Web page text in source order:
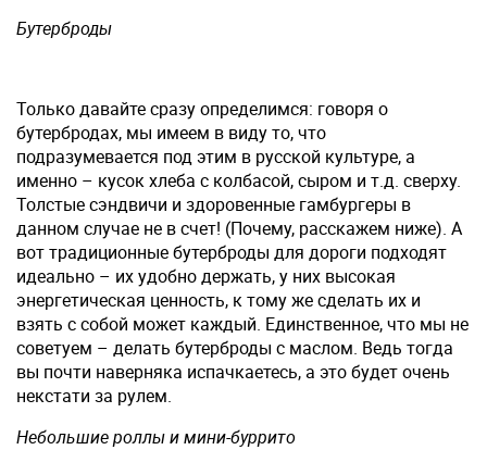
Бутерброды
Только давайте сразу определимся: говоря о
бутербродах, мы имеем в виду то, что
подразумевается под этим в русской культуре, а
именно – кусок хлеба с колбасой, сыром и т.д. сверху.
Толстые сэндвичи и здоровенные гамбургеры в
данном случае не в счет! (Почему, расскажем ниже). А
вот традиционные бутерброды для дороги подходят
идеально – их удобно держать, у них высокая
энергетическая ценность, к тому же сделать их и
взять с собой может каждый. Единственное, что мы не
советуем – делать бутерброды с маслом. Ведь тогда
вы почти наверняка испачкаетесь, а это будет очень
некстати за рулем.
Небольшие роллы и мини-буррито